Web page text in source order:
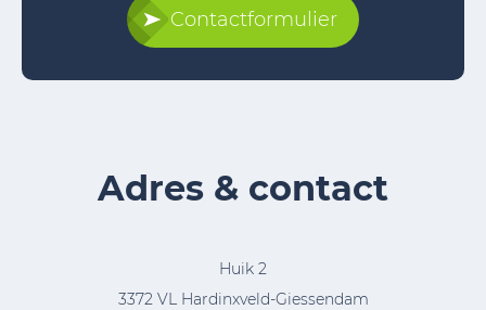
Contactformulier
Adres & contact
Huik 2
3372 VL Hardinxveld-Giessendam